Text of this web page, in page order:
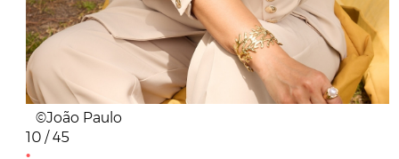
©João Paulo
10 / 45